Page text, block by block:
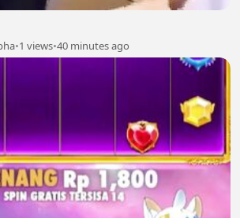
•1 views•40 minutes ago